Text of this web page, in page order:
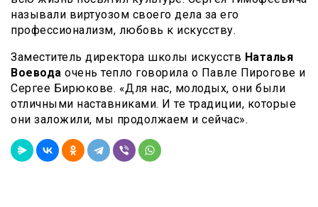
называли виртуозом своего дела за его
профессионализм, любовь к искусству.
Заместитель директора школы искусств Наталья
Воевода очень тепло говорила о Павле Пирогове и
Сергее Бирюкове. «Для нас, молодых, они были
отличными наставниками. И те традиции, которые
они заложили, мы продолжаем и сейчас».